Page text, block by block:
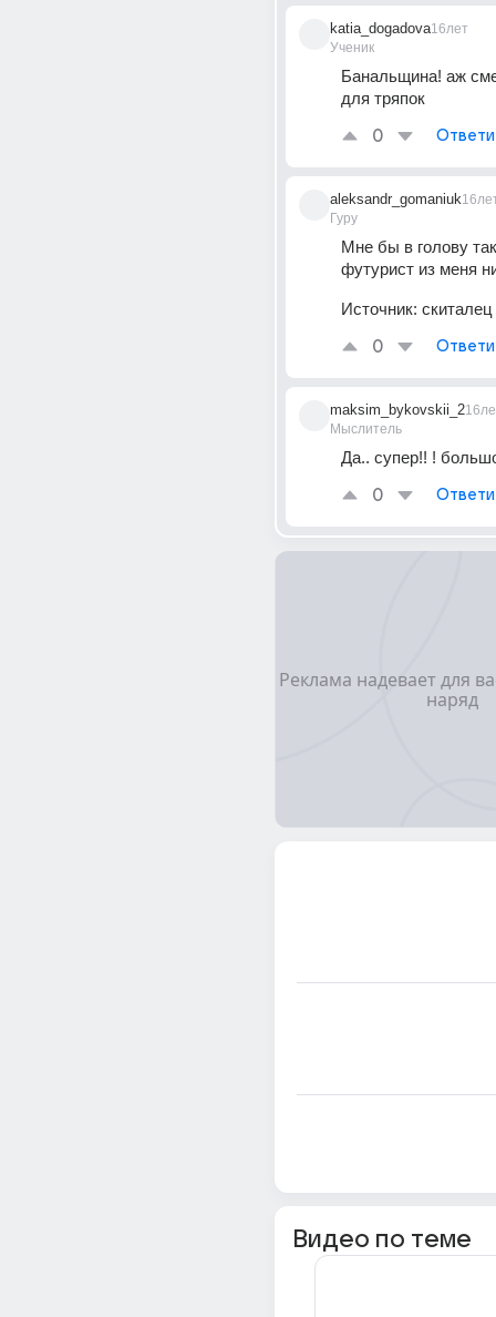
katia_dogadova
Ученик
16лет
Банальщина! аж
для тряпок
0
aleksandr_gomaniuk
Гуру
Мне бы в голову
футурист из меня
Источник: скиталец
0
maksim_bykovskii_2
Мыслитель
Да.. супер!! !
0
Видео по теме